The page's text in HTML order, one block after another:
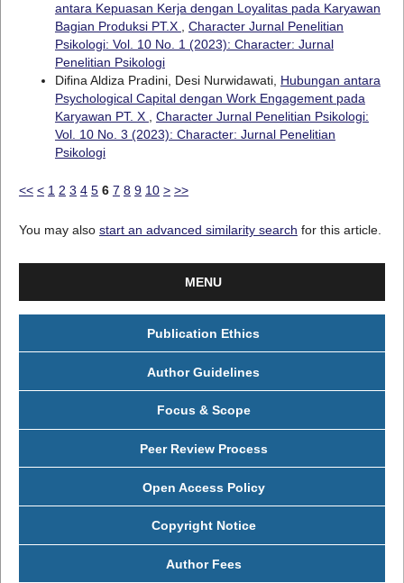
antara Kepuasan Kerja dengan Loyalitas pada Karyawan
Bagian Produksi PT.X
Character Jurnal Penelitian
Psikologi: Vol. 10 No. 1 (2023): Character: Jurnal
Penelitian Psikologi
Difina Aldiza Pradini, Desi Nurwidawati, Hubungan antara
Psychological Capital dengan Work Engagement pada
Karyawan PT. X
Character Jurnal Penelitian Psikologi:
Vol. 10 No. 3 (2023): Character: Jurnal Penelitian
Psikologi
<< < 1 2 3 4 5 6 7 8 9 10 > >>
You may also start an advanced similarity search for this article.
MENU
Publication Ethics
Author Guidelines
Focus & Scope
Peer Review Process
Open Access Policy
Copyright Notice
Author Fees